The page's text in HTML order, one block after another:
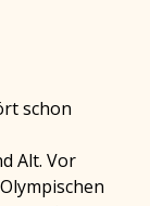
schon
Alt. Vor